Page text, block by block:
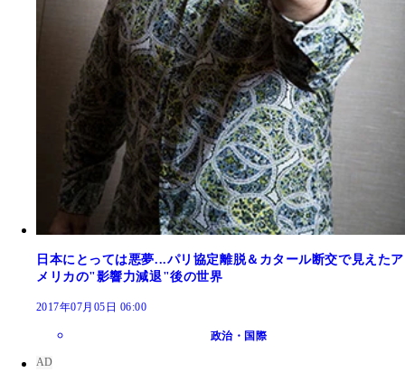
日本にとっては悪夢...パリ協定離脱＆カタール断交で見えたア
メリカの"影響力減退"後の世界
2017年07月05日 06:00
政治・国際